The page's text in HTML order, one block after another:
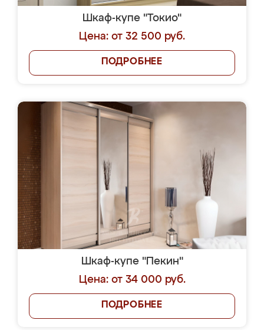
Шкаф-купе "Токио"
Цена: от 32 500 руб.
ПОДРОБНЕЕ
Шкаф-купе "Пекин"
Цена: от 34 000 руб.
ПОДРОБНЕЕ